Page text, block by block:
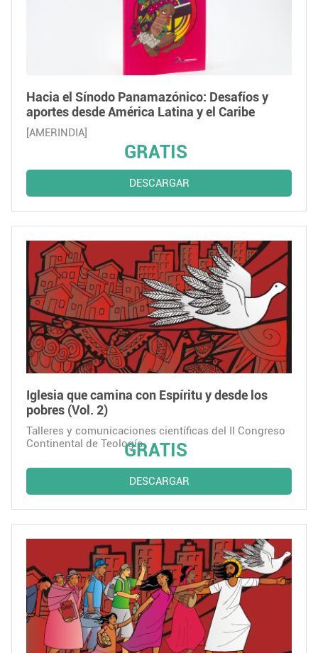
Hacia el Sínodo Panamazónico: Desafíos y
aportes desde América Latina y el Caribe
[AMERINDIA]
GRATIS
DESCARGAR
Iglesia que camina con Espíritu y desde los
pobres (Vol. 2)
Talleres y comunicaciones científicas del II Congreso
Continental de Teología.GRATIS
DESCARGAR